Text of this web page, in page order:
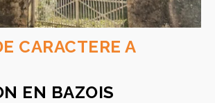
CARACTERE A
EN BAZOIS